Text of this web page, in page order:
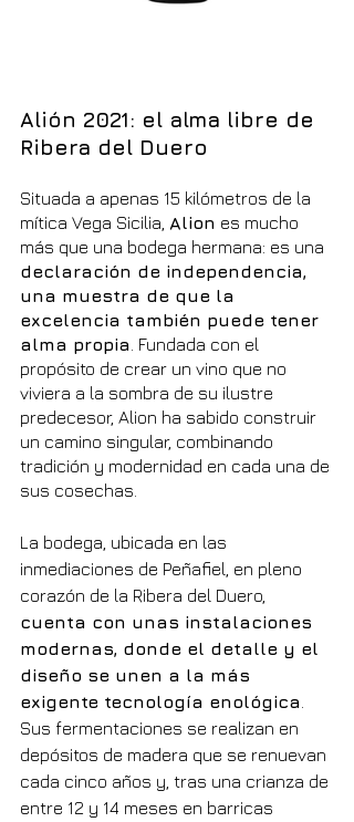
Alión 2021: el alma libre de
Ribera del Duero
Situada a apenas 15 kilómetros de la
mítica Vega Sicilia, Alion es mucho
más que una bodega hermana: es una
declaración de independencia,
una muestra de que la
excelencia también puede tener
alma propia . Fundada con el
propósito de crear un vino que no
viviera a la sombra de su ilustre
predecesor, Alion ha sabido construir
un camino singular, combinando
tradición y modernidad en cada una de
sus cosechas.
La bodega, ubicada en las
inmediaciones de Peñafiel, en pleno
corazón de la Ribera del Duero,
cuenta con unas instalaciones
modernas, donde el detalle y el
diseño se unen a la más
exigente tecnología enológica
Sus fermentaciones se realizan en
depósitos de madera que se renuevan
cada cinco años y, tras una crianza de
entre 12 y 14 meses en barricas